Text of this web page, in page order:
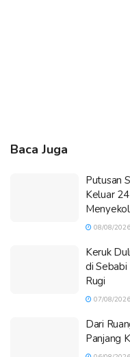
Baca Juga
Putusan
Keluar
08/08/2026
Keruk
di
Rugi
07/08/2026
Dari
Panjang